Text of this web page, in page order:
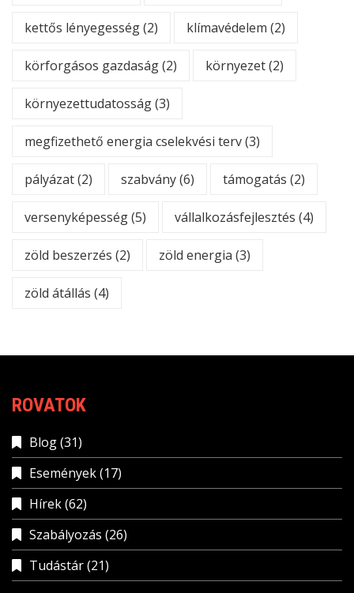
kettős lényegesség(2) klímavédelem (2)
körforgásos gazdaság(2) környezet(2)
környezettudatosság(3)
megfizethető energia cselekvési terv(3)
pályázat(2) szabvány(6) támogatás (2)
versenyképesség(5) vállalkozásfejlesztés (4)
zöld beszerzés (2) zöld energia (3)
zöld átállás (4)
ROVATOK
Blog(31)
Események(17)
Hírek(62)
Szabályozás (26)
Tudástár(21)